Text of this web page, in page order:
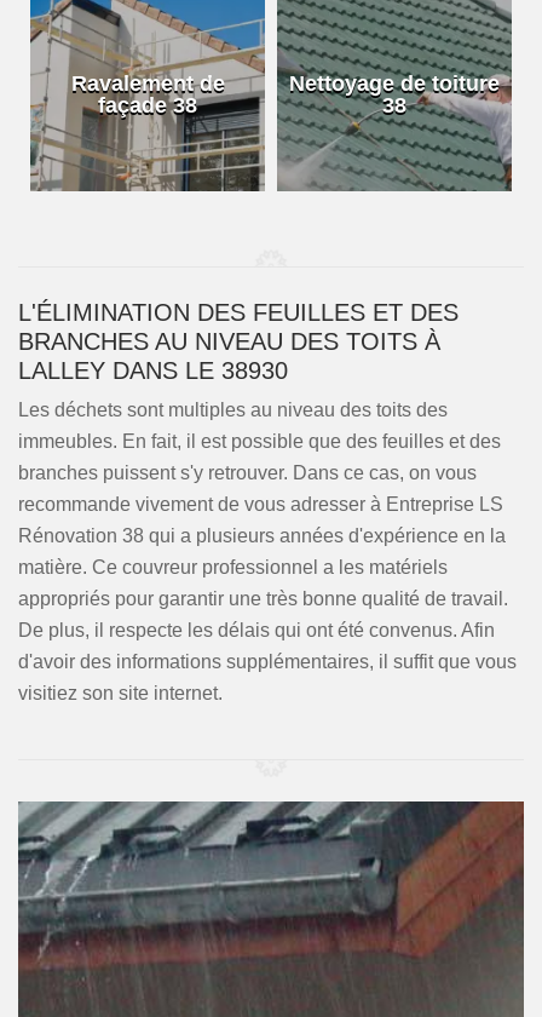
Ravalement de
façade 38
Nettoyage de toiture
38
L'ÉLIMINATION DES FEUILLES ET DES
BRANCHES AU NIVEAU DES TOITS À
LALLEY DANS LE 38930
Les déchets sont multiples au niveau des toits des
immeubles. En fait, il est possible que des feuilles et des
branches puissent s'y retrouver. Dans ce cas, on vous
recommande vivement de vous adresser à Entreprise LS
Rénovation 38 qui a plusieurs années d'expérience en la
matière. Ce couvreur professionnel a les matériels
appropriés pour garantir une très bonne qualité de travail.
De plus, il respecte les délais qui ont été convenus. Afin
d'avoir des informations supplémentaires, il suffit que vous
visitiez son site internet.